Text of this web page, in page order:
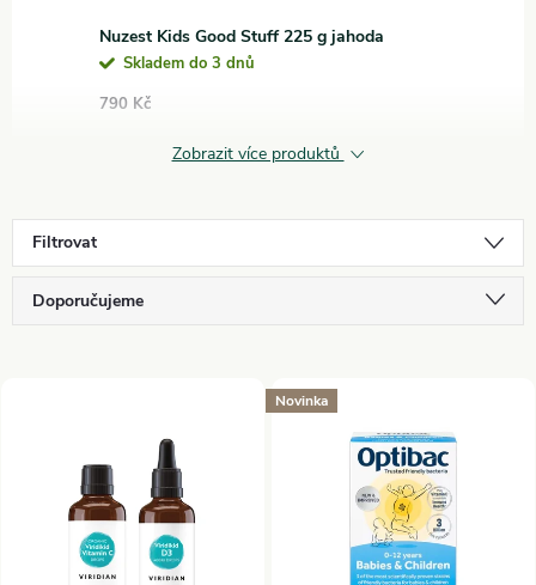
Nuzest Kids Good Stuff 225 g jahoda
Skladem do 3 dnů
790 Kč
Zobrazit více produktů
Filtrovat
Ř
Doporučujeme
Abecedně
Novinka